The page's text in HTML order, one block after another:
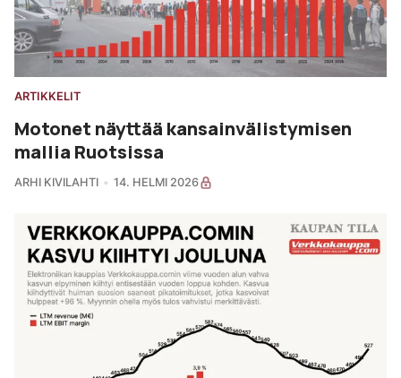
ARTIKKELIT
Motonet näyttää kansainvälistymisen
mallia Ruotsissa
ARHI KIVILAHTI 14. HELMI 2026